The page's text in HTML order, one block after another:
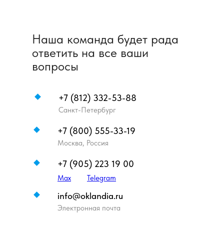
Наша команда будет рада
ответить на все ваши
вопросы
+7 (905) 223 19 00
Max Telegram
info@oklandia.ru
Электронная почта
+7 (800) 555-33-19
Москва, Россия
+7 (812) 332-53-88
Санкт-Петербург